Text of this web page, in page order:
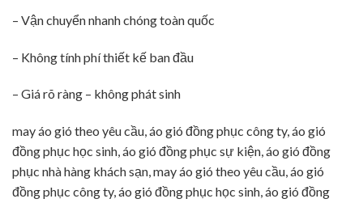
– Vận chuyển nhanh chóng toàn quốc
– Không tính phí thiết kế ban đầu
– Giá rõ ràng – không phát sinh
may áo gió theo yêu cầu, áo gió đồng phục công ty, áo gió
đồng phục học sinh, áo gió đồng phục sự kiện, áo gió đồng
phục nhà hàng khách sạn, may áo gió theo yêu cầu, áo gió
đồng phục công ty, áo gió đồng phục học sinh, áo gió đồng